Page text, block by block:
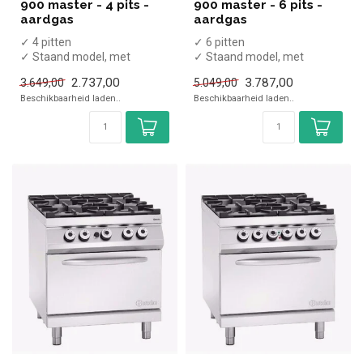
900 master - 4 pits -
aardgas
✓ 4 pitten
✓ Staand model, met
✓ 24,5 kW
✓ Gas
3.649,00 2.737,00
Beschikbaarheid laden..
900 master - 6 pits -
aardgas
✓ 6 pitten
✓ Staand model, met
✓ 37,5 kW
✓ Gas
5.049,00 3.787,00
Beschikbaarheid laden..